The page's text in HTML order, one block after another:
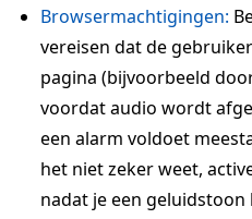
Browsermachtigingen:
vereisen dat de
pagina (bijvoorbeeld
voordat audio wordt
een alarm voldoet
het niet zeker weet,
nadat je een geluidstoon